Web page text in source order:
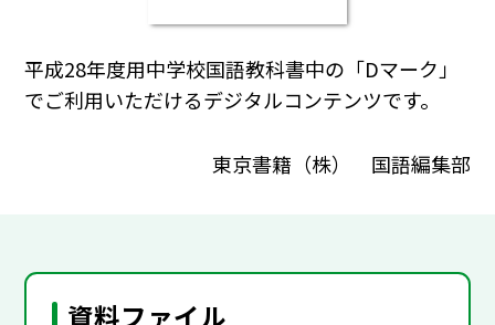
平成28年度用中学校国語教科書中の「Dマーク」
でご利用いただけるデジタルコンテンツです。
東京書籍（株） 国語編集部
資料ファイル